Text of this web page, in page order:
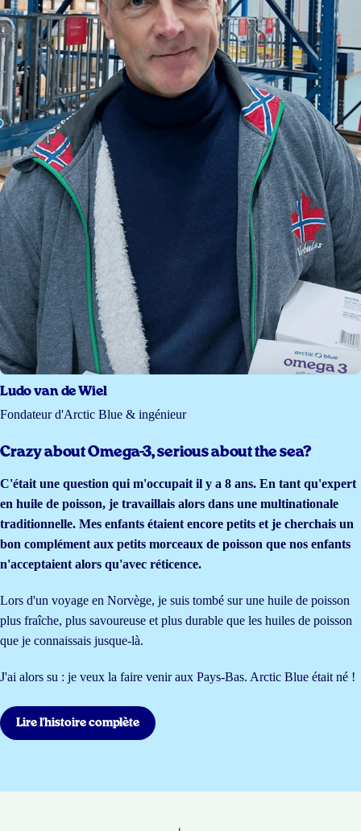
Ludo van de Wiel
Fondateur d'Arctic Blue & ingénieur
Crazy about Omega-3, serious about the sea?
C'était une question qui m'occupait il y a 8 ans. En tant qu'expert
en huile de poisson, je travaillais alors dans une multinationale
traditionnelle. Mes enfants étaient encore petits et je cherchais un
bon complément aux petits morceaux de poisson que nos enfants
n'acceptaient alors qu'avec réticence.
Lors d'un voyage en Norvège, je suis tombé sur une huile de poisson
plus fraîche, plus savoureuse et plus durable que les huiles de poisson
que je connaissais jusque-là.
J'ai alors su : je veux la faire venir aux Pays-Bas. Arctic Blue était né !
Lire l'histoire complète